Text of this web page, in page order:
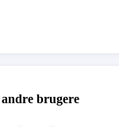
brugere